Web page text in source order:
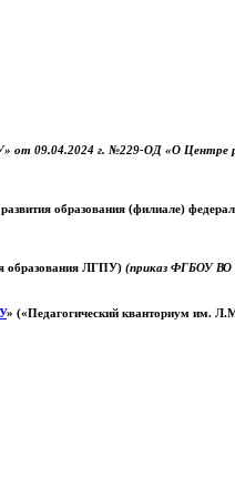
09.04.2024 г. №229-ОД «О Центре
образования (филиале)
образования ЛГПУ) (приказ ФГБОУ
» («Педагогический кванториум им.